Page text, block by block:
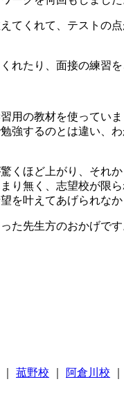
てくれて、テストの
れたり、面接の練習
用の教材を使ってい
強するのとは違い、
くほど上がり、そ
り無く、志望校が限
を叶えてあげられな
た先生方のおかげです
菰野校 阿倉川校